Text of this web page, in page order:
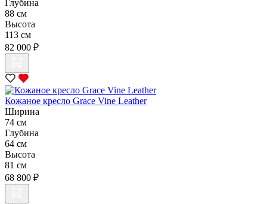
Глубина
88 см
Высота
113 см
82 000 ₽
Кожаное кресло Grace Vine Leather
Ширина
74 см
Глубина
64 см
Высота
81 см
68 800 ₽